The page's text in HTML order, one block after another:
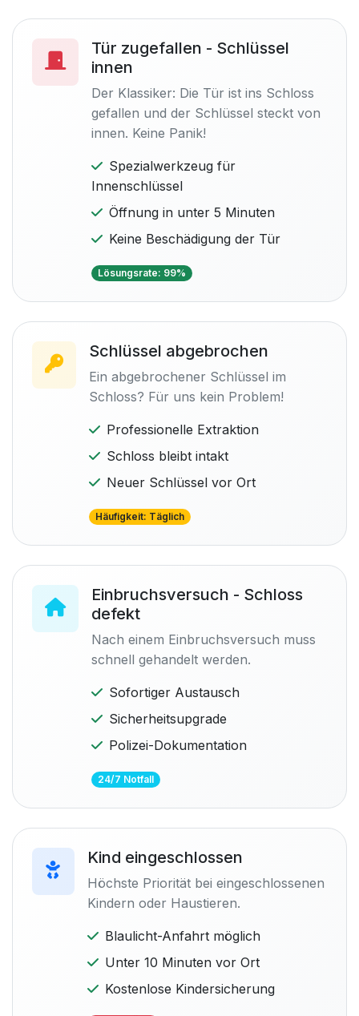
Tür zugefallen - Schlüssel
innen
Der Klassiker: Die Tür ist ins Schloss
gefallen und der Schlüssel steckt von
innen. Keine Panik!
Spezialwerkzeug für
Innenschlüssel
Öffnung in unter 5 Minuten
Keine Beschädigung der Tür
Lösungsrate: 99%
Schlüssel abgebrochen
Ein abgebrochener Schlüssel im
Schloss? Für uns kein Problem!
Professionelle Extraktion
Schloss bleibt intakt
Neuer Schlüssel vor Ort
Häufigkeit: Täglich
Einbruchsversuch - Schloss
defekt
Nach einem Einbruchsversuch muss
schnell gehandelt werden.
Sofortiger Austausch
Sicherheitsupgrade
Polizei-Dokumentation
24/7 Notfall
Kind eingeschlossen
Höchste Priorität bei eingeschlossenen
Kindern oder Haustieren.
Blaulicht-Anfahrt möglich
Unter 10 Minuten vor Ort
Kostenlose Kindersicherung